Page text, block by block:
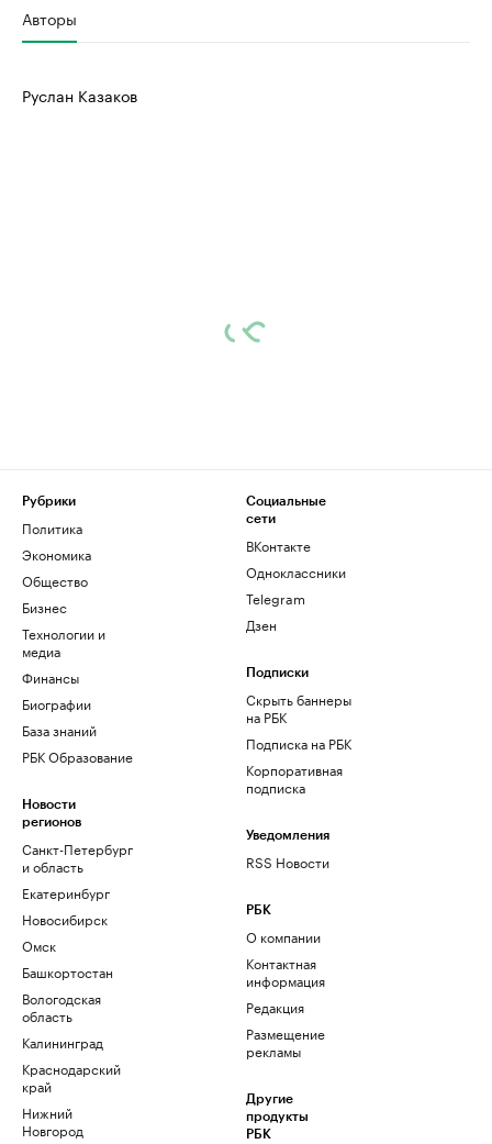
Авторы
Руслан Казаков
Рубрики
Политика
Экономика
Общество
Бизнес
Технологии и
медиа
Финансы
Биографии
База знаний
РБК Образование
Новости
регионов
Санкт-Петербург
и область
Екатеринбург
Новосибирск
Омск
Башкортостан
Вологодская
область
Калининград
Краснодарский
край
Нижний
Новгород
Социальные
сети
ВКонтакте
Одноклассники
Telegram
Дзен
Подписки
Скрыть баннеры
на РБК
Подписка на РБК
Корпоративная
подписка
Уведомления
RSS Новости
РБК
О компании
Контактная
информация
Редакция
Размещение
рекламы
Другие
продукты
РБК